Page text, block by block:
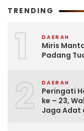
TRENDING
1 DAERAH
Miris
Padang
2 DAERAH
Peringati
ke – 23,
Jaga Adat